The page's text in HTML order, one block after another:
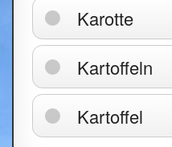
Karotte
Kartoffeln
Kartoffel